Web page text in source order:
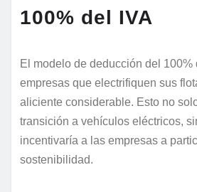
100% del IVA
El modelo de deducción del 100%
empresas que electrifiquen sus
aliciente considerable. Esto no
transición a vehículos eléctricos,
incentivaría a las empresas a
sostenibilidad.